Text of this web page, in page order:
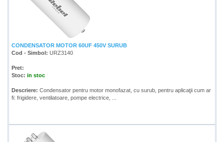
CONDENSATOR MOTOR 60UF 450V SURUB
Cod - Simbol: URZ3140
Pret:
Stoc: in stoc
Descriere: Condensator pentru motor monofazat, cu surub, pentru aplicaţii cum ar
fi: frigidere, ventilatoare, pompe electrice, ...